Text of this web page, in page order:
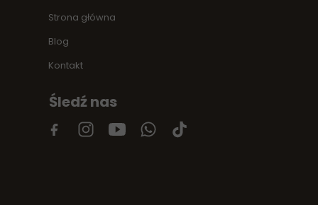
Strona główna
Blog
Kontakt
Śledź nas